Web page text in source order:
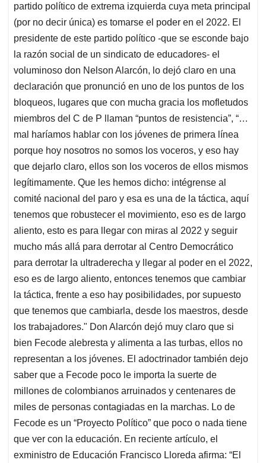
partido político de extrema izquierda cuya meta principal
(por no decir única) es tomarse el poder en el 2022. El
presidente de este partido político -que se esconde bajo
la razón social de un sindicato de educadores- el
voluminoso don Nelson Alarcón, lo dejó claro en una
declaración que pronunció en uno de los puntos de los
bloqueos, lugares que con mucha gracia los mofletudos
miembros del C de P llaman “puntos de resistencia”, “…
mal haríamos hablar con los jóvenes de primera línea
porque hoy nosotros no somos los voceros, y eso hay
que dejarlo claro, ellos son los voceros de ellos mismos
legítimamente. Que les hemos dicho: intégrense al
comité nacional del paro y esa es una de la táctica, aquí
tenemos que robustecer el movimiento, eso es de largo
aliento, esto es para llegar con miras al 2022 y seguir
mucho más allá para derrotar al Centro Democrático
para derrotar la ultraderecha y llegar al poder en el 2022,
eso es de largo aliento, entonces tenemos que cambiar
la táctica, frente a eso hay posibilidades, por supuesto
que tenemos que cambiarla, desde los maestros, desde
los trabajadores." Don Alarcón dejó muy claro que si
bien Fecode alebresta y alimenta a las turbas, ellos no
representan a los jóvenes. El adoctrinador también dejo
saber que a Fecode poco le importa la suerte de
millones de colombianos arruinados y centenares de
miles de personas contagiadas en la marchas. Lo de
Fecode es un “Proyecto Político” que poco o nada tiene
que ver con la educación. En reciente artículo, el
exministro de Educación Francisco Lloreda afirma: “El